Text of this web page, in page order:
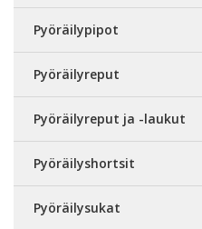
Pyöräilypipot
Pyöräilyreput
Pyöräilyreput ja -laukut
Pyöräilyshortsit
Pyöräilysukat